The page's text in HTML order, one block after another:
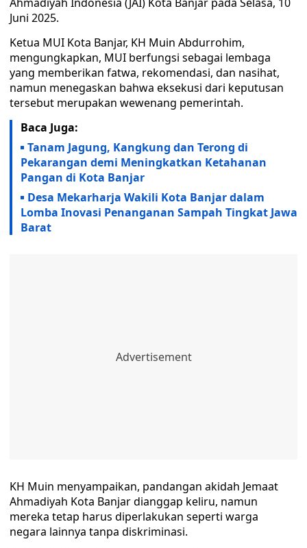
Ahmadiyah Indonesia (JAI) Kota Banjar pada Selasa, 10
Juni 2025.
Ketua MUI Kota Banjar, KH Muin Abdurrohim,
mengungkapkan, MUI berfungsi sebagai lembaga
yang memberikan fatwa, rekomendasi, dan nasihat,
namun menegaskan bahwa eksekusi dari keputusan
tersebut merupakan wewenang pemerintah.
Baca Juga:
Tanam Jagung, Kangkung dan Terong di
Pekarangan demi Meningkatkan Ketahanan
Pangan di Kota Banjar
Desa Mekarharja Wakili Kota Banjar dalam
Lomba Inovasi Penanganan Sampah Tingkat Jawa
Barat
KH Muin menyampaikan, pandangan akidah Jemaat
Ahmadiyah Kota Banjar dianggap keliru, namun
mereka tetap harus diperlakukan seperti warga
negara lainnya tanpa diskriminasi.